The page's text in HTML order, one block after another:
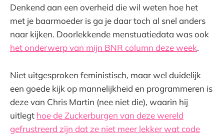
Denkend aan een overheid die wil weten hoe het
met je baarmoeder is ga je daar toch al snel anders
naar kijken. Doorlekkende menstuatiedata was ook
het onderwerp van mijn BNR column deze week.
Niet uitgesproken feministisch, maar wel duidelijk
een goede kijk op mannelijkheid en programmeren is
deze van Chris Martin (nee niet die), waarin hij
uitlegt hoe de Zuckerburgen van deze wereld
gefrustreerd zijn dat ze niet meer lekker wat code